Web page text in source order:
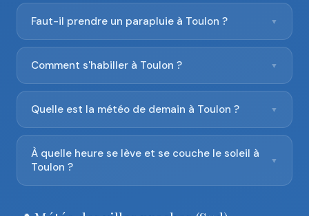
Faut-il prendre un parapluie à Toulon ? ▼
Comment s'habiller à Toulon ? ▼
Quelle est la météo de demain à Toulon ? ▼
À quelle heure se lève et se couche le soleil à
Toulon ?
▼